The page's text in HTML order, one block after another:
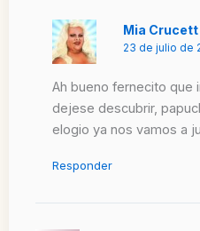
Mia Crucett
23 de julio de
Ah bueno fernecito que
dejese descubrir,
elogio ya nos vamos a
Responder